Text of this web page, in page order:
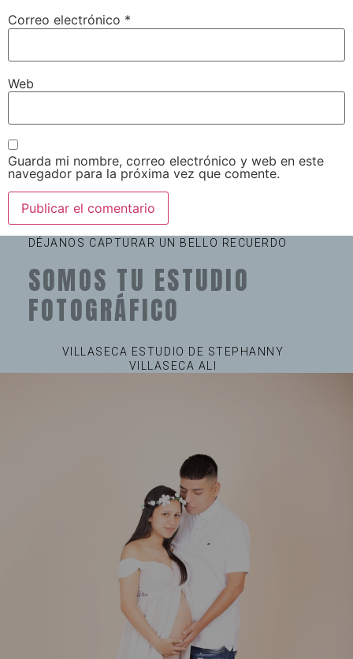
Correo electrónico *
Web
Guarda mi nombre, correo electrónico y web en este
navegador para la próxima vez que comente.
DÉJANOS CAPTURAR UN BELLO RECUERDO
SOMOS TU ESTUDIO
FOTOGRÁFICO
VILLASECA ESTUDIO DE STEPHANNY
VILLASECA ALI